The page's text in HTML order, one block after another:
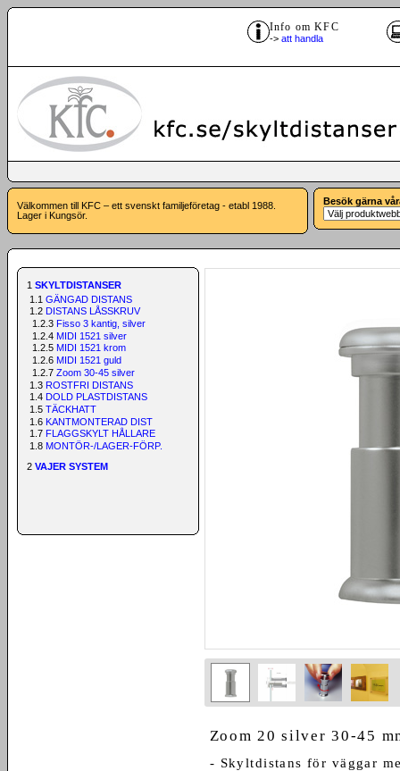
Info om KFC
-> att handla
Välkommen till KFC – ett svenskt familjeföretag - etabl 1988.
Lager i Kungsör.
Besök gärna
1 SKYLTDISTANSER
1.1 GÄNGAD DISTANS
1.2 DISTANS LÅSSKRUV
1.2.3 Fisso 3 kantig, silver
1.2.4 MIDI 1521 silver
1.2.5 MIDI 1521 krom
1.2.6 MIDI 1521 guld
1.2.7 Zoom 30-45 silver
1.3 ROSTFRI DISTANS
1.4 DOLD PLASTDISTANS
1.5 TÄCKHATT
1.6 KANTMONTERAD DIST
1.7 FLAGGSKYLT HÅLLARE
1.8 MONTÖR-/LAGER-FÖRP.
2 VAJER SYSTEM
Zoom 20 silver 30-45
- Skyltdistans för väggar